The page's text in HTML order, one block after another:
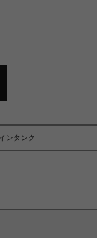
ンタンク